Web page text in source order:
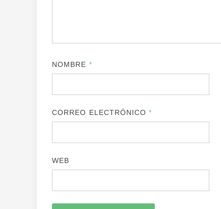
NOMBRE *
CORREO ELECTRÓNICO*
WEB